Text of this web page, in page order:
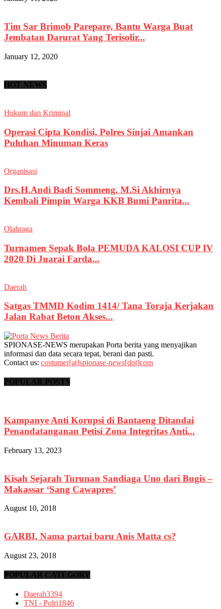
Tim Sar Brimob Parepare, Bantu Warga Buat
Jembatan Darurat Yang Terisolir...
January 12, 2020
HOT NEWS
Hukum dan Kriminal
Operasi Cipta Kondisi, Polres Sinjai Amankan
Puluhan Minuman Keras
Organisasi
Drs.H.Andi Badi Sommeng, M.Si Akhirnya
Kembali Pimpin Warga KKB Bumi Panrita...
Olahraga
Turnamen Sepak Bola PEMUDA KALOSI CUP IV
2020 Di Juarai Farda...
Daerah
Satgas TMMD Kodim 1414/ Tana Toraja Kerjakan
Jalan Rabat Beton Akses...
SPIONASE-NEWS merupakan Porta berita yang menyajikan
informasi dan data secara tepat, berani dan pasti.
Contact us: costumer[at]spionase-news[dot]com
POPULAR POSTS
Kampanye Anti Korupsi di Bantaeng Ditandai
Penandatanganan Petisi Zona Integritas Anti...
February 13, 2023
Kisah Sejarah Turunan Sandiaga Uno dari Bugis –
Makassar ‘Sang Cawapres’
August 10, 2018
GARBI, Nama partai baru Anis Matta cs?
August 23, 2018
POPULAR CATEGORY
Daerah3394
TNI - Polri1846